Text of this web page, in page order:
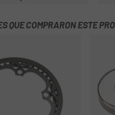
QUE COMPRARON ESTE